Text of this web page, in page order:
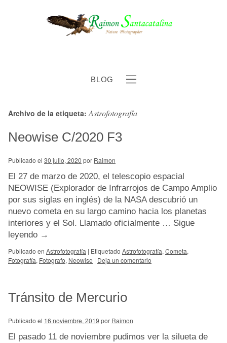
BLOG
Archivo de la etiqueta:Astrofotografía
Neowise C/2020 F3
Publicado el 30 julio, 2020 por Raimon
El 27 de marzo de 2020, el telescopio espacial
NEOWISE (Explorador de Infrarrojos de Campo Amplio
por sus siglas en inglés) de la NASA descubrió un
nuevo cometa en su largo camino hacia los planetas
interiores y el Sol. Llamado oficialmente … Sigue
leyendo →
Publicado en Astrofotografía | Etiquetado Astrofotografía, Cometa,
Fotografía, Fotografo, Neowise | Deja un comentario
Tránsito de Mercurio
Publicado el 16 noviembre, 2019 por Raimon
El pasado 11 de noviembre pudimos ver la silueta de